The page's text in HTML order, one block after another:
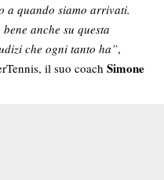
a quando siamo arrivati.
anche su questa
che ogni tanto ha”,
il suo coach Simone